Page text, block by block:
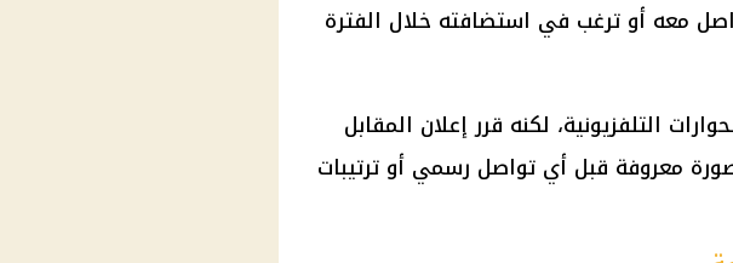
معه أو ترغب في استضافته خلال الفترة
التلفزيونية، لكنه قرر إعلان المقابل
معروفة قبل أي تواصل رسمي أو ترتيبات